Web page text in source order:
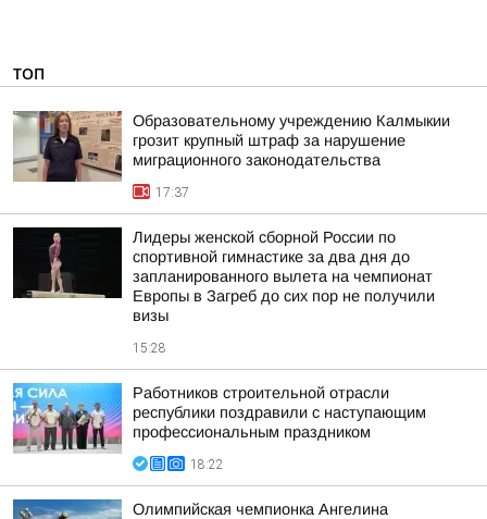
ТОП
Образовательному учреждению Калмыкии
грозит крупный штраф за нарушение
миграционного законодательства
17:37
Лидеры женской сборной России по
спортивной гимнастике за два дня до
запланированного вылета на чемпионат
Европы в Загреб до сих пор не получили
визы
15:28
Работников строительной отрасли
республики поздравили с наступающим
профессиональным праздником
18:22
Олимпийская чемпионка Ангелина